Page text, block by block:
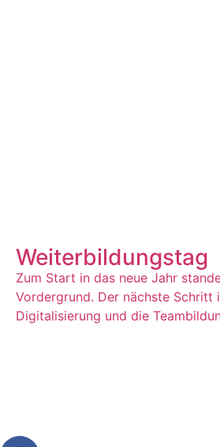
Weiterbildungstag
Zum Start in das neue Jahr
Vordergrund. Der nächste Schritt
Digitalisierung und die